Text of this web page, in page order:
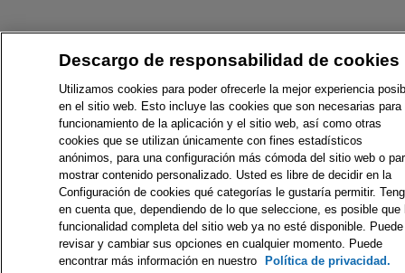
Descargo de responsabilidad de cookies
Utilizamos cookies para poder ofrecerle la mejor experiencia
en el sitio web. Esto incluye las cookies que son necesarias para
funcionamiento de la aplicación y el sitio web, así como otras
cookies que se utilizan únicamente con fines estadísticos
anónimos, para una configuración más cómoda del sitio web o
mostrar contenido personalizado. Usted es libre de decidir en la
Configuración de cookies qué categorías le gustaría permitir.
en cuenta que, dependiendo de lo que seleccione, es posible que
funcionalidad completa del sitio web ya no esté disponible. Puede
revisar y cambiar sus opciones en cualquier momento. Puede
encontrar más información en nuestro
Política de privacidad.